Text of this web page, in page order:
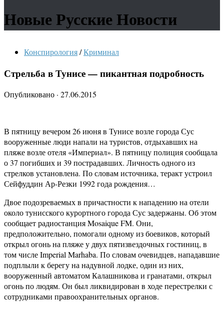
Новые Русские Новости
Конспирология/Криминал
Стрельба в Тунисе — пикантная подробность
Опубликовано · 27.06.2015
В пятницу вечером 26 июня в Тунисе возле города Сус
вооруженные люди напали на туристов, отдыхавших на
пляже возле отеля «Империал». В пятницу полиция сообщала
о 37 погибших и 39 пострадавших. Личность одного из
стрелков установлена. По словам источника, теракт устроил
Сейфуддин Ар-Резки 1992 года рождения…
Двое подозреваемых в причастности к нападению на отели
около тунисского курортного города Сус задержаны. Об этом
сообщает радиостанция Mosaique FM. Они,
предположительно, помогали одному из боевиков, который
открыл огонь на пляже у двух пятизвездочных гостиниц, в
том числе Imperial Marhaba. По словам очевидцев, нападавшие
подплыли к берегу на надувной лодке, один из них,
вооруженный автоматом Калашникова и гранатами, открыл
огонь по людям. Он был ликвидирован в ходе перестрелки с
сотрудниками правоохранительных органов.